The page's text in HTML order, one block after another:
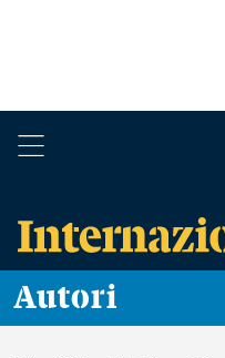
Autori